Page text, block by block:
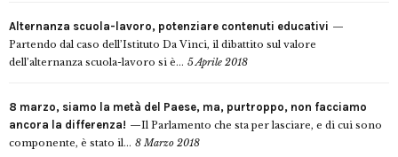
Alternanza scuola-lavoro, potenziare contenuti educativi
Partendo dal caso dell’Istituto Da Vinci, il dibattito sul valore
dell’alternanza scuola-lavoro si è... 5 Aprile 2018
8 marzo, siamo la metà del Paese, ma, purtroppo, non facciamo
ancora la differenza!
Il Parlamento che sta per lasciare, e di cui sono
componente, è stato il... 8 Marzo 2018